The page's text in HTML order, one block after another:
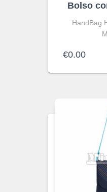
Bolso
HandBag
€0.00